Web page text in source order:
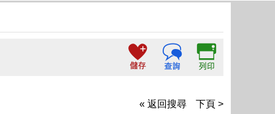
« 返回搜尋 下頁 >